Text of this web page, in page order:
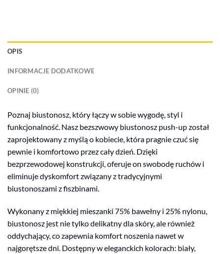
OPIS
INFORMACJE DODATKOWE
OPINIE (0)
Poznaj biustonosz, który łączy w sobie wygodę, styl i
funkcjonalność. Nasz bezszwowy biustonosz push-up został
zaprojektowany z myślą o kobiecie, która pragnie czuć się
pewnie i komfortowo przez cały dzień. Dzięki
bezprzewodowej konstrukcji, oferuje on swobodę ruchów i
eliminuje dyskomfort związany z tradycyjnymi
biustonoszami z fiszbinami.
Wykonany z miękkiej mieszanki 75% bawełny i 25% nylonu,
biustonosz jest nie tylko delikatny dla skóry, ale również
oddychający, co zapewnia komfort noszenia nawet w
najgorętsze dni. Dostępny w eleganckich kolorach: biały,